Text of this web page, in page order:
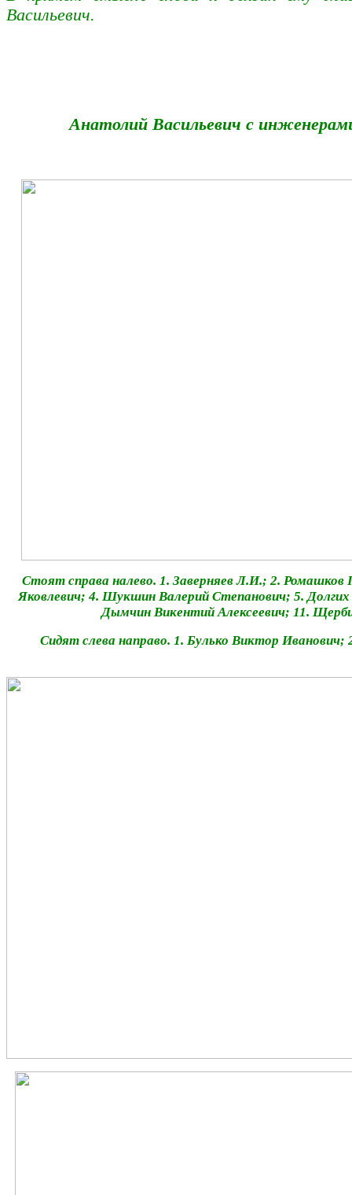
Васильевич.
Анатолий Васильевич с
Стоят справа налево. 1. Заверняев Л.И.; 2.
Яковлевич; 4. Шукшин Валерий Степанович; 5.
Дымчин Викентий Алексеевич; 11.
Сидят слева направо. 1. Булько Виктор